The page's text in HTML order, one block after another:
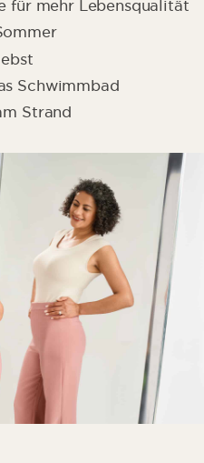
einer Lipödem
an den
für mehr Lebensqualität
Schwimmbad
Strand